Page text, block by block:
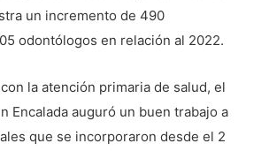
un incremento de 490
odontólogos en relación al 2022.
la atención primaria de salud, el
Encalada auguró un buen trabajo a
que se incorporaron desde el 2